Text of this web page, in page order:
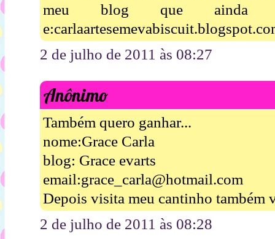
meu blog que ainda
2 de julho de 2011 às 08:27
Anônimo
Também quero ganhar...
nome:Grace Carla
blog: Grace evarts
email:grace_carla@hotmail.com
Depois visita meu cantinho também
2 de julho de 2011 às 08:28